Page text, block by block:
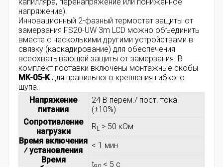
напряжение).
Инновационный 2-фазный термостат защиты от
замерзания FS20-UW 3m LCD можно объединить
вместе с несколькими другими устройствами в
связку (каскадирование) для обеспечения
всеохватывающей защиты от замерзания. В
комплект поставки включены монтажные скобы
MK-05-Kдля правильного крепления гибкого
щупа.
Напряжение
питания
24 В перем./ пост. тока
(±10%)
Сопротивление
нагрузки
RL > 50 кОм
Время включения
⁄ установления
< 1 мин
Время
t < 5 c